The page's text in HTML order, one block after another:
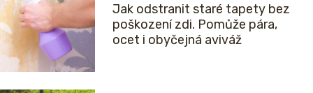
Jak odstranit staré tapety bez
poškození zdi. Pomůže pára,
ocet i obyčejná aviváž